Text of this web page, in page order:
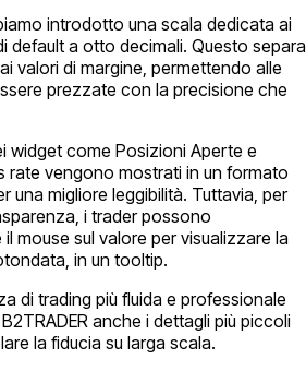
introdotto una scala dedicata ai
default a otto decimali. Questo separa
valori di margine, permettendo alle
prezzate con la precisione che
widget come Posizioni Aperte e
rate vengono mostrati in un formato
una migliore leggibilità. Tuttavia, per
i trader possono
mouse sul valore per visualizzare la
in un tooltip.
di trading più fluida e professionale
anche i dettagli più piccoli
la fiducia su larga scala.